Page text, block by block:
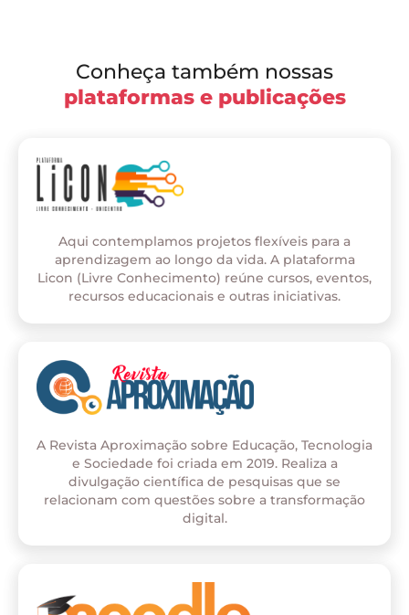
Conheça também nossas
plataformas e publicações
Aqui contemplamos projetos flexíveis para a
aprendizagem ao longo da vida. A plataforma
Licon (Livre Conhecimento) reúne cursos, eventos,
recursos educacionais e outras iniciativas.
A Revista Aproximação sobre Educação, Tecnologia
e Sociedade foi criada em 2019. Realiza a
divulgação científica de pesquisas que se
relacionam com questões sobre a transformação
digital.